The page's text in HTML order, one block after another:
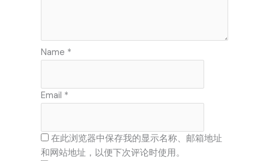
Name *
Email *
在此浏览器中保存我的显示名称、邮箱地址
和网站地址，以便下次评论时使用。